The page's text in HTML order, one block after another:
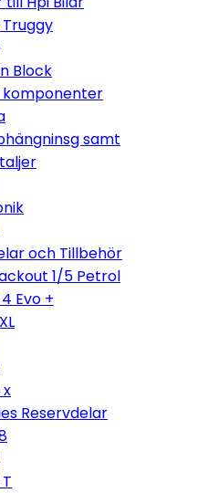
Truggy
Block
komponenter
samt
och Tillbehör
1/5 Petrol
Evo +
Reservdelar